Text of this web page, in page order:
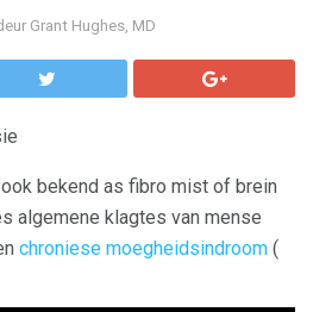
Grant Hughes, MD
bekend as fibro mist of brein
algemene klagtes van mense
chroniese moegheidsindroom (